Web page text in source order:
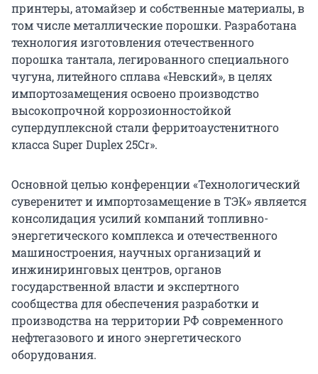
принтеры, атомайзер и собственные материалы, в
том числе металлические порошки. Разработана
технология изготовления отечественного
порошка тантала, легированного специального
чугуна, литейного сплава «Невский», в целях
импортозамещения освоено производство
высокопрочной коррозионностойкой
супердуплексной стали ферритоаустенитного
класса Super Duplex 25Cr».
Основной целью конференции «Технологический
суверенитет и импортозамещение в ТЭК» является
консолидация усилий компаний топливно-
энергетического комплекса и отечественного
машиностроения, научных организаций и
инжиниринговых центров, органов
государственной власти и экспертного
сообщества для обеспечения разработки и
производства на территории РФ современного
нефтегазового и иного энергетического
оборудования.